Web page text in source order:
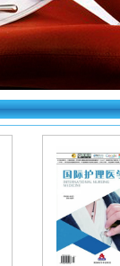
名一
年月
来稿
填写
看不
字以
请填
网址